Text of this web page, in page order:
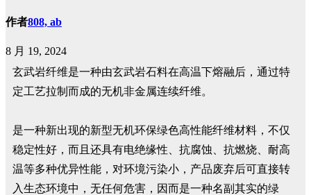
作者808, ab
8 月 19, 2024
玄武岩纤维是一种由玄武岩石料在高温下熔融后，通过特
定工艺拉制而成的无机非金属连续纤维。
是一种新出现的新型无机环保绿色高性能纤维材料，不仅
稳定性好，而且还具有电绝缘性、抗腐蚀、抗燃烧、耐高
温等多种优异性能，对环境污染小，产品废弃后可直接转
入生态环境中，无任何危害，因而是一种名副其实的绿